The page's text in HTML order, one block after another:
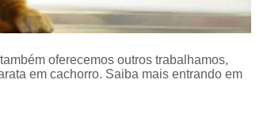
Odonto Veterinário
Odontologia
Odontologia Animal São Paulo
Odontologia Veterinária
oferecemos outros trabalhamos,
em cachorro. Saiba mais entrando em